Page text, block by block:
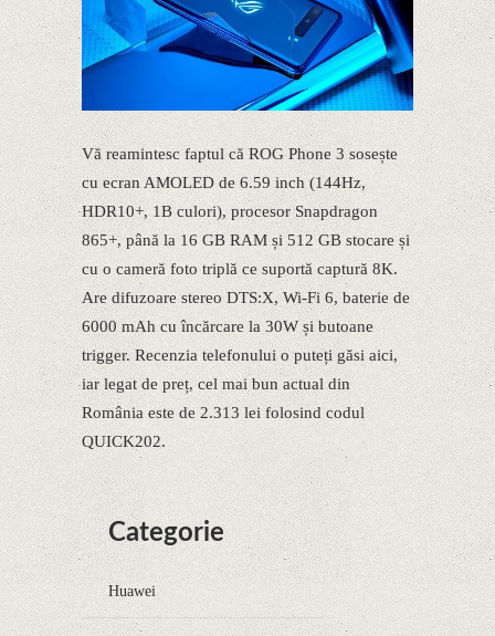
Vă reamintesc faptul că ROG Phone 3 sosește
cu ecran AMOLED de 6.59 inch (144Hz,
HDR10+, 1B culori), procesor Snapdragon
865+, până la 16 GB RAM și 512 GB stocare și
cu o cameră foto triplă ce suportă captură 8K.
Are difuzoare stereo DTS:X, Wi-Fi 6, baterie de
6000 mAh cu încărcare la 30W și butoane
trigger. Recenzia telefonului o puteți găsi aici,
iar legat de preț, cel mai bun actual din
România este de 2.313 lei folosind codul
QUICK202.
Categorie
Huawei